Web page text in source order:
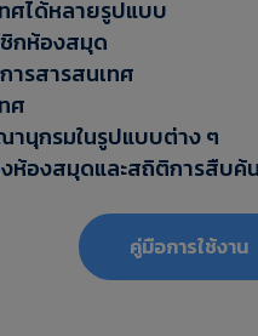
ศได้หลายรูปแบบ
กห้องสมุด
ารสารสนเทศ
ศ
นุกรมในรูปแบบต่าง ๆ
ห้องสมุดและสถิติการสืบค้
‎‎คู่มือการใช้งาน